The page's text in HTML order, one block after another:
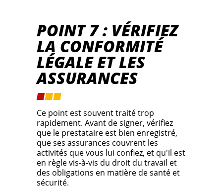
POINT 7 : VÉRIFIEZ
LA CONFORMITÉ
LÉGALE ET LES
ASSURANCES
Ce point est souvent traité trop
rapidement. Avant de signer, vérifiez
que le prestataire est bien enregistré,
que ses assurances couvrent les
activités que vous lui confiez, et qu'il est
en règle vis-à-vis du droit du travail et
des obligations en matière de santé et
sécurité.